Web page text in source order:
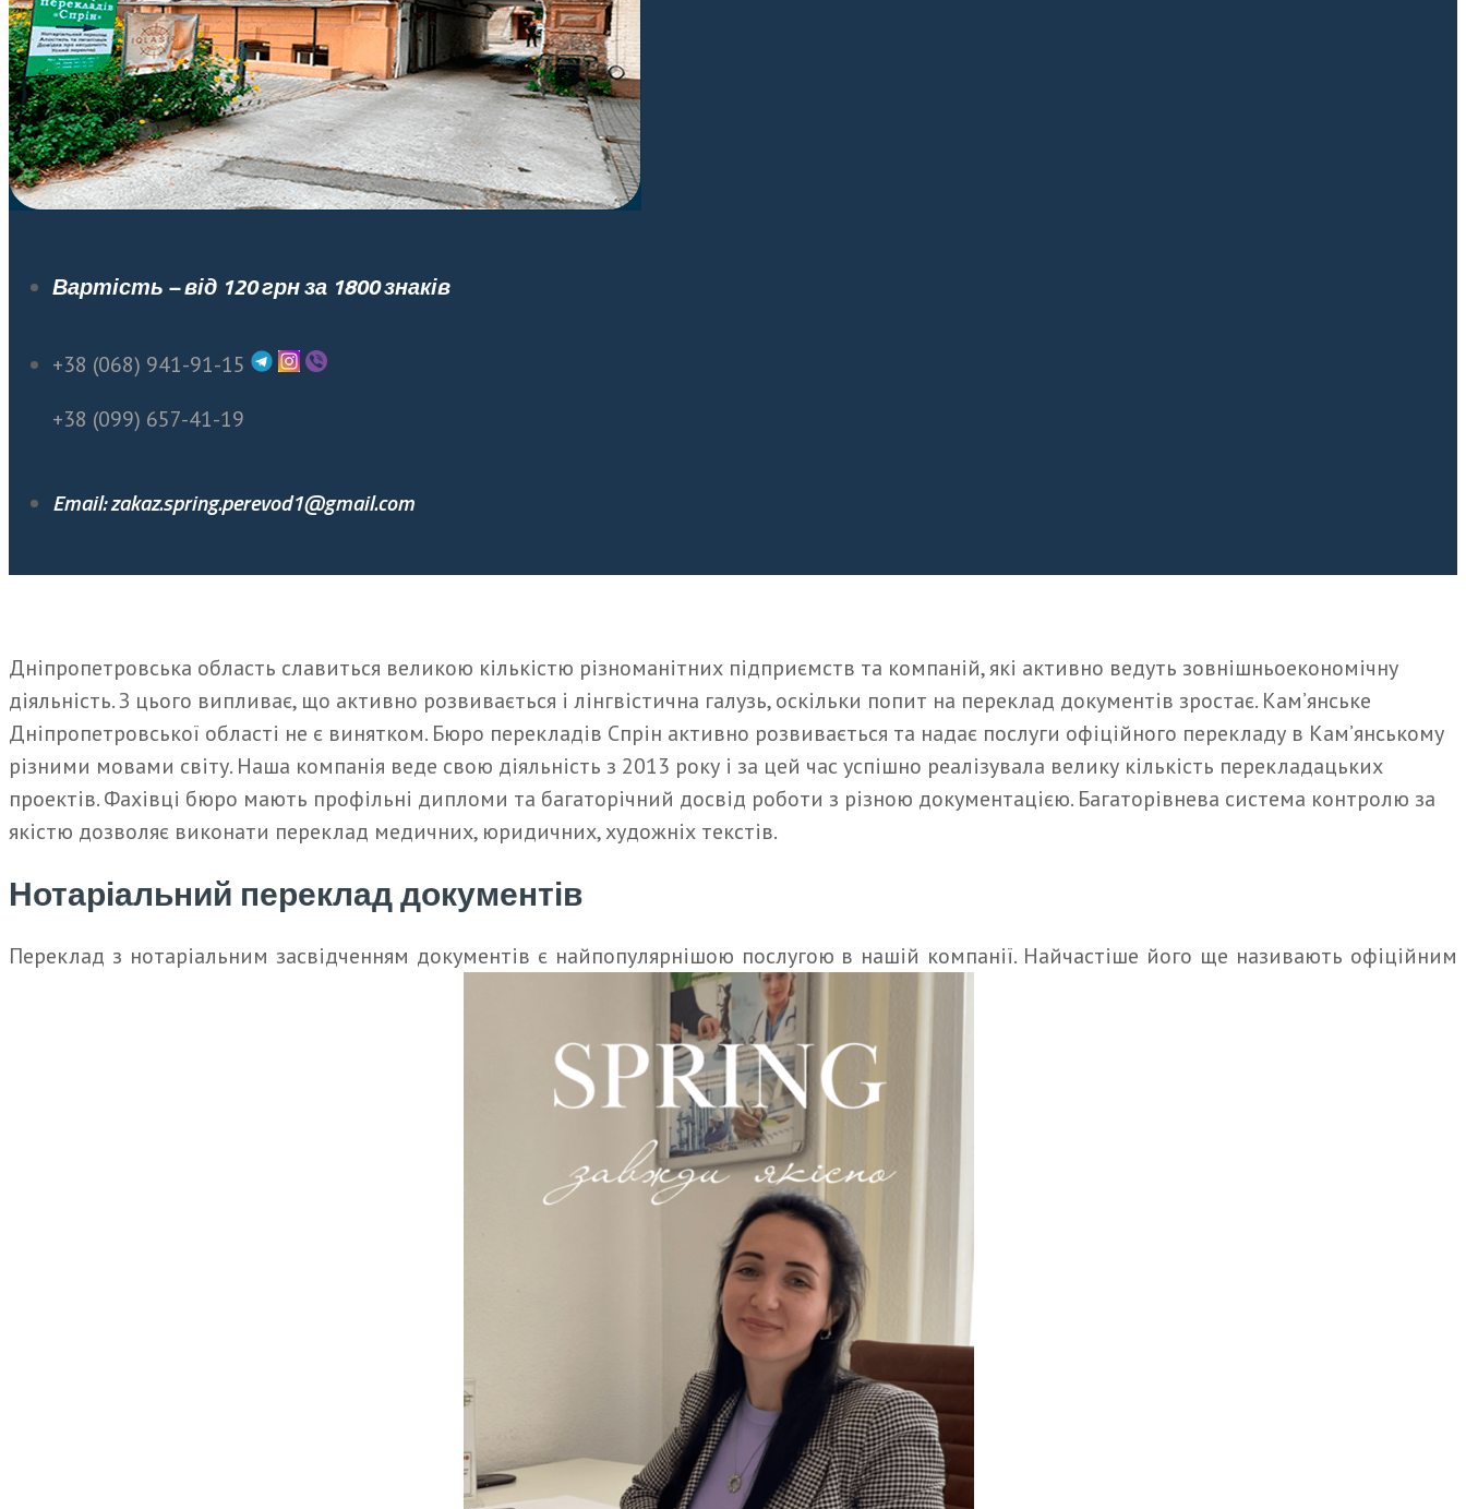
Вартість – від 120 грн за 1800 знаків
+38 (068) 941-91-15
+38 (099) 657-41-19
Email: zakaz.spring.perevod1@gmail.com
Дніпропетровська область славиться великою кількістю різноманітних підприємств та компаній, які активно ведуть зовнішньоекономічну
діяльність. З цього випливає, що активно розвивається і лінгвістична галузь, оскільки попит на переклад документів зростає. Кам’янське
Дніпропетровської області не є винятком. Бюро перекладів Спрін активно розвивається та надає послуги офіційного перекладу в Кам’янському
різними мовами світу. Наша компанія веде свою діяльність з 2013 року і за цей час успішно реалізувала велику кількість перекладацьких
проектів. Фахівці бюро мають профільні дипломи та багаторічний досвід роботи з різною документацією. Багаторівнева система контролю за
якістю дозволяє виконати переклад медичних, юридичних, художніх текстів.
Нотаріальний переклад документів
Переклад з нотаріальним засвідченням документів є найпопулярнішою послугою в нашій компанії. Найчастіше його ще називають офіційним